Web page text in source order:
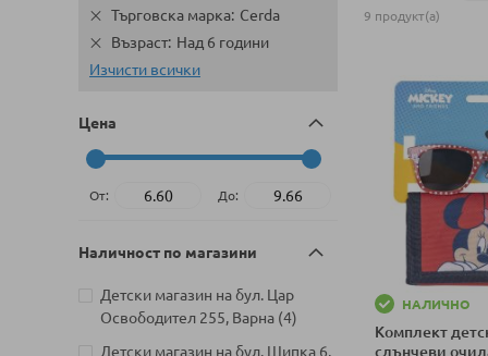
9 продукт(а)
НАЛИЧНО
Комплект
слънчеви
Търговска марка Cerda
Възраст Над 6 години
Изчисти всички
Цена
От: До:
Наличност по магазини
Детски магазин на бул. Цар
Освободител 255, Варна 4
артикули
Детски магазин на бул. Шипка 6,